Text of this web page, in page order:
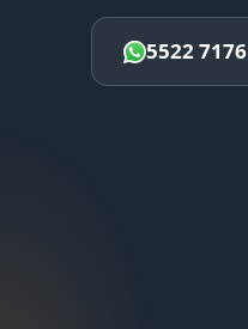
5522 7176